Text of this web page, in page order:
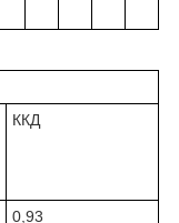
ККД
0,93